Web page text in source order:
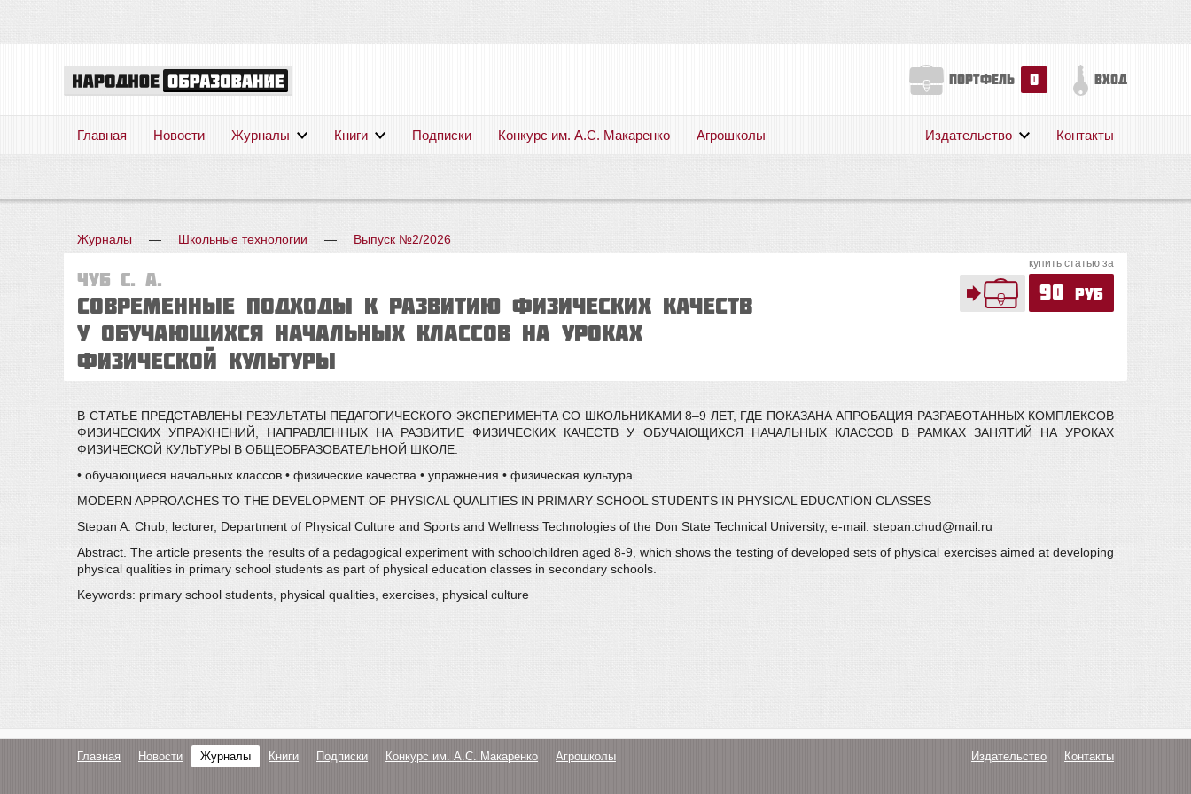
портфель 0 вход
Главная Новости Журналы Книги Подписки Конкурс им. А.С. Макаренко Агрошколы
Авторам
Издательство Контакты
Журналы — Школьные технологии — Выпуск №2/2026
Чуб С. А.
Современные подходы к развитию физических качеств
у обучающихся начальных классов на уроках
физической культуры
купить статью за
90 руб
В СТАТЬЕ ПРЕДСТАВЛЕНЫ РЕЗУЛЬТАТЫ ПЕДАГОГИЧЕСКОГО ЭКСПЕРИМЕНТА СО ШКОЛЬНИКАМИ 8–9 ЛЕТ, ГДЕ ПОКАЗАНА АПРОБАЦИЯ РАЗРАБОТАННЫХ КОМПЛЕКСОВ
ФИЗИЧЕСКИХ УПРАЖНЕНИЙ, НАПРАВЛЕННЫХ НА РАЗВИТИЕ ФИЗИЧЕСКИХ КАЧЕСТВ У ОБУЧАЮЩИХСЯ НАЧАЛЬНЫХ КЛАССОВ В РАМКАХ ЗАНЯТИЙ НА УРОКАХ
ФИЗИЧЕСКОЙ КУЛЬТУРЫ В ОБЩЕОБРАЗОВАТЕЛЬНОЙ ШКОЛЕ.
• обучающиеся начальных классов • физические качества • упражнения • физическая культура
MODERN APPROACHES TO THE DEVELOPMENT OF PHYSICAL QUALITIES IN PRIMARY SCHOOL STUDENTS IN PHYSICAL EDUCATION CLASSES
Stepan A. Chub, lecturer, Department of Physical Culture and Sports and Wellness Technologies of the Don State Technical University, e-mail: stepan.chud@mail.ru
Abstract. The article presents the results of a pedagogical experiment with schoolchildren aged 8-9, which shows the testing of developed sets of physical exercises aimed at developing
physical qualities in primary school students as part of physical education classes in secondary schools.
Keywords: primary school students, physical qualities, exercises, physical culture
Главная Новости Журналы Книги Подписки Конкурс им. А.С. Макаренко Агрошколы Издательство Контакты